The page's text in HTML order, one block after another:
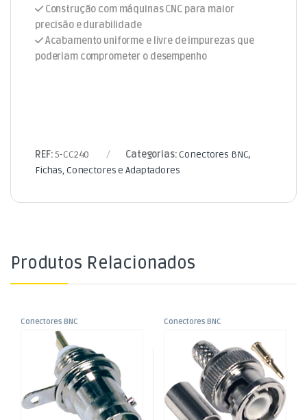
Construção com máquinas CNC para maior
precisão e durabilidade
Acabamento uniforme e livre de impurezas que
poderiam comprometer o desempenho
REF:5-CC240 Categorias:Conectores BNC,
Fichas, Conectores e Adaptadores
Produtos Relacionados
Conectores BNC
Fichas, Conectores e
Adaptadores
Ficha BNC Fêmea Chassi
Conectores BNC
Adaptadores